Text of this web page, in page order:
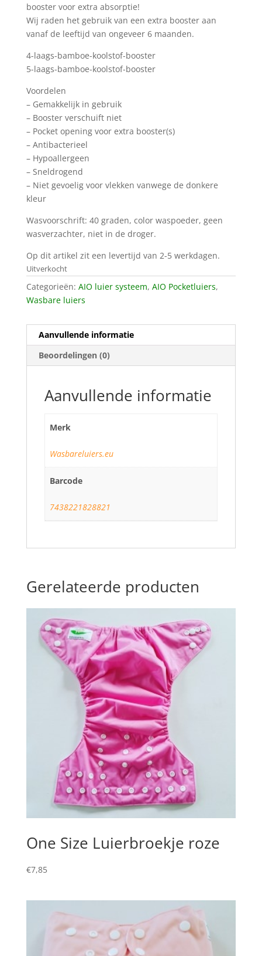
booster voor extra absorptie!
Wij raden het gebruik van een extra booster aan
vanaf de leeftijd van ongeveer 6 maanden.
4-laags-bamboe-koolstof-booster
5-laags-bamboe-koolstof-booster
Voordelen
– Gemakkelijk in gebruik
– Booster verschuift niet
– Pocket opening voor extra booster(s)
– Antibacterieel
– Hypoallergeen
– Sneldrogend
– Niet gevoelig voor vlekken vanwege de donkere
kleur
Wasvoorschrift: 40 graden, color waspoeder, geen
wasverzachter, niet in de droger.
Op dit artikel zit een levertijd van 2-5 werkdagen.
Uitverkocht
Categorieën: AIO luier systeem, AIO Pocketluiers,
Wasbare luiers
Aanvullende informatie
Beoordelingen (0)
Aanvullende informatie
Merk
Wasbareluiers.eu
Barcode
7438221828821
Gerelateerde producten
One Size Luierbroekje roze
€7,85